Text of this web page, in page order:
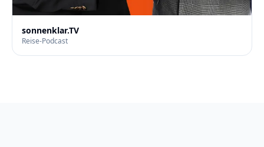
sonnenklar.TV
Reise-Podcast